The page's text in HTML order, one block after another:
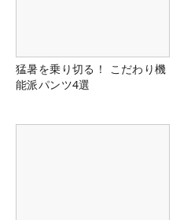
猛暑を乗り切る！ こだわり機
能派パンツ4選